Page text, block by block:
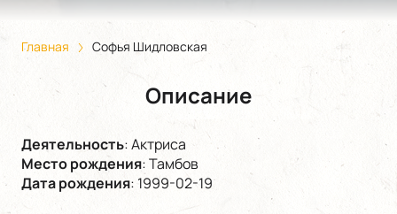
Главная Софья Шидловская
Описание
Деятельность:Актриса
Место рождения:Тамбов
Дата рождения: 1999-02-19